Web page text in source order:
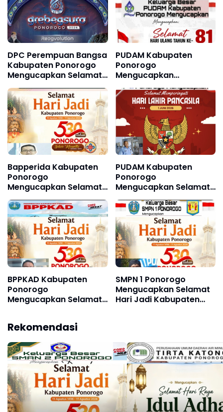
DPC Perempuan Bangsa
Kabupaten Ponorogo
Mengucapkan Selamat
dan Sukses Grebeg
Suro, FRR XXII & FNRP
XXXI Tahun 2026
PUDAM Kabupaten
Ponorogo
Mengucapkan
Dirgahayu Republik
Indonesia ke 81, 17
Agustus 1945 - 17
Agustus 2026
Bapperida Kabupaten
Ponorogo
Mengucapkan Selamat
Hari Jadi Kabupaten
Ponorogo ke 530, 11
Agustus 1496 - 11
Agustus 2026
PUDAM Kabupaten
Ponorogo
Mengucapkan Selamat
Memperingati Hari Lahir
Pancasila 1 Juni 2026
BPPKAD Kabupaten
Ponorogo
Mengucapkan Selamat
Agustus 1496 - 11
Agustus 2026
SMPN 1 Ponorogo
Mengucapkan Selamat
Hari Jadi Kabupaten
Rekomendasi